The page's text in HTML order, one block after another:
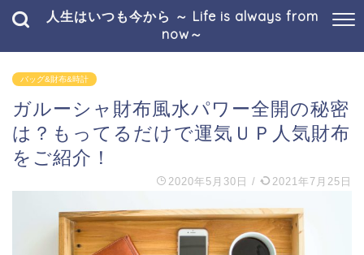
人生はいつも今から ～ Life is always from
now～
バッグ&財布&時計
ガルーシャ財布風水パワー全開の秘密
は？もってるだけで運気ＵＰ人気財布
をご紹介！
2020年5月30日 / 2021年7月25日